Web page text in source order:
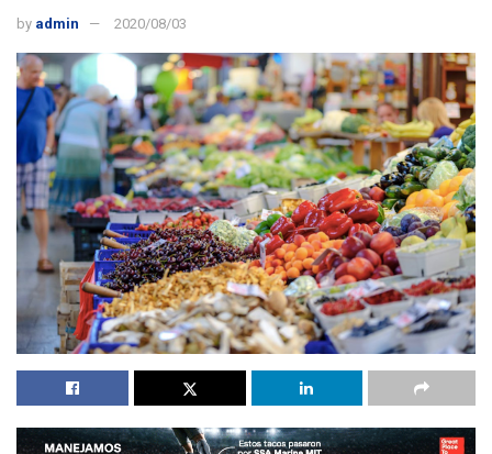
by admin 2020/08/03